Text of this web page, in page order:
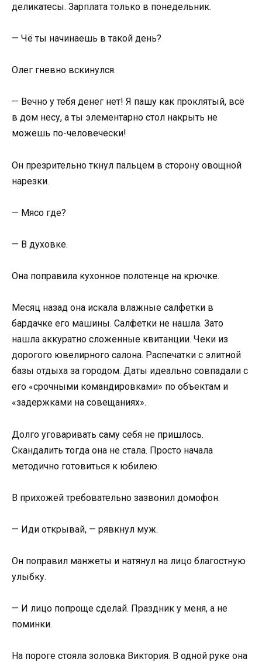
деликатесы. Зарплата только в понедельник.
— Чё ты начинаешь в такой день?
Олег гневно вскинулся.
— Вечно у тебя денег нет! Я пашу как проклятый, всё
в дом несу, а ты элементарно стол накрыть не
можешь по-человечески!
Он презрительно ткнул пальцем в сторону овощной
нарезки.
— Мясо где?
— В духовке.
Она поправила кухонное полотенце на крючке.
Месяц назад она искала влажные салфетки в
бардачке его машины. Салфетки не нашла. Зато
нашла аккуратно сложенные квитанции. Чеки из
дорогого ювелирного салона. Распечатки с элитной
базы отдыха за городом. Даты идеально совпадали с
его «срочными командировками» по объектам и
«задержками на совещаниях».
Долго уговаривать саму себя не пришлось.
Скандалить тогда она не стала. Просто начала
методично готовиться к юбилею.
В прихожей требовательно зазвонил домофон.
— Иди открывай, — рявкнул муж.
Он поправил манжеты и натянул на лицо благостную
улыбку.
— И лицо попроще сделай. Праздник у меня, а не
поминки.
На пороге стояла золовка Виктория. В одной руке она